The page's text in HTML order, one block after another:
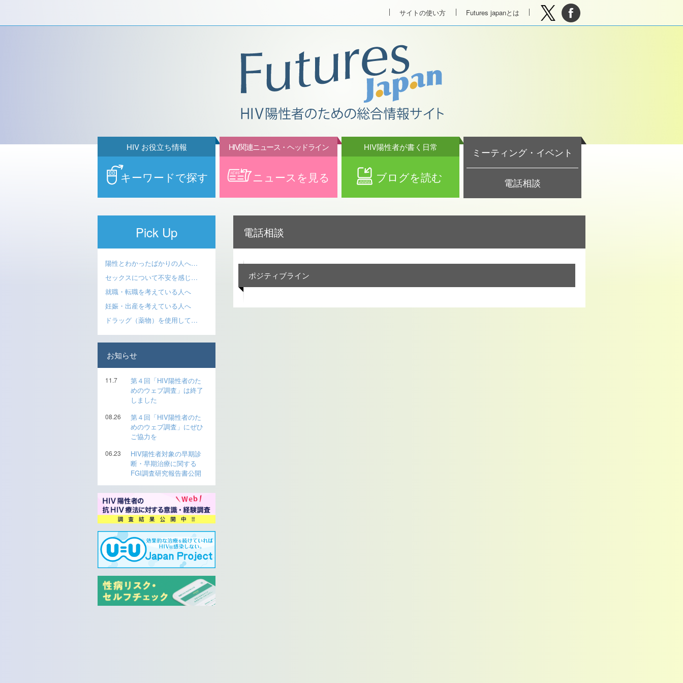
サイトの使い方 Futures japanとは
キーワードで探す
HIV お役立ち情報
ニュースを見る
HIV関連ニュース・ヘッドライン
ブログを読む
HIV陽性者が書く日常 ミーティング・イベント
電話相談
電話相談
ポジティブライン
Pick Up
陽性とわかったばかりの人へ…
セックスについて不安を感じ…
就職・転職を考えている人へ
妊娠・出産を考えている人へ
ドラッグ（薬物）を使用して…
お知らせ
11.7
第４回「HIV陽性者のた
めのウェブ調査」は終了
しました
08.26
第４回「HIV陽性者のた
めのウェブ調査」にぜひ
ご協力を
06.23
HIV陽性者対象の早期診
断・早期治療に関する
FGI調査研究報告書公開